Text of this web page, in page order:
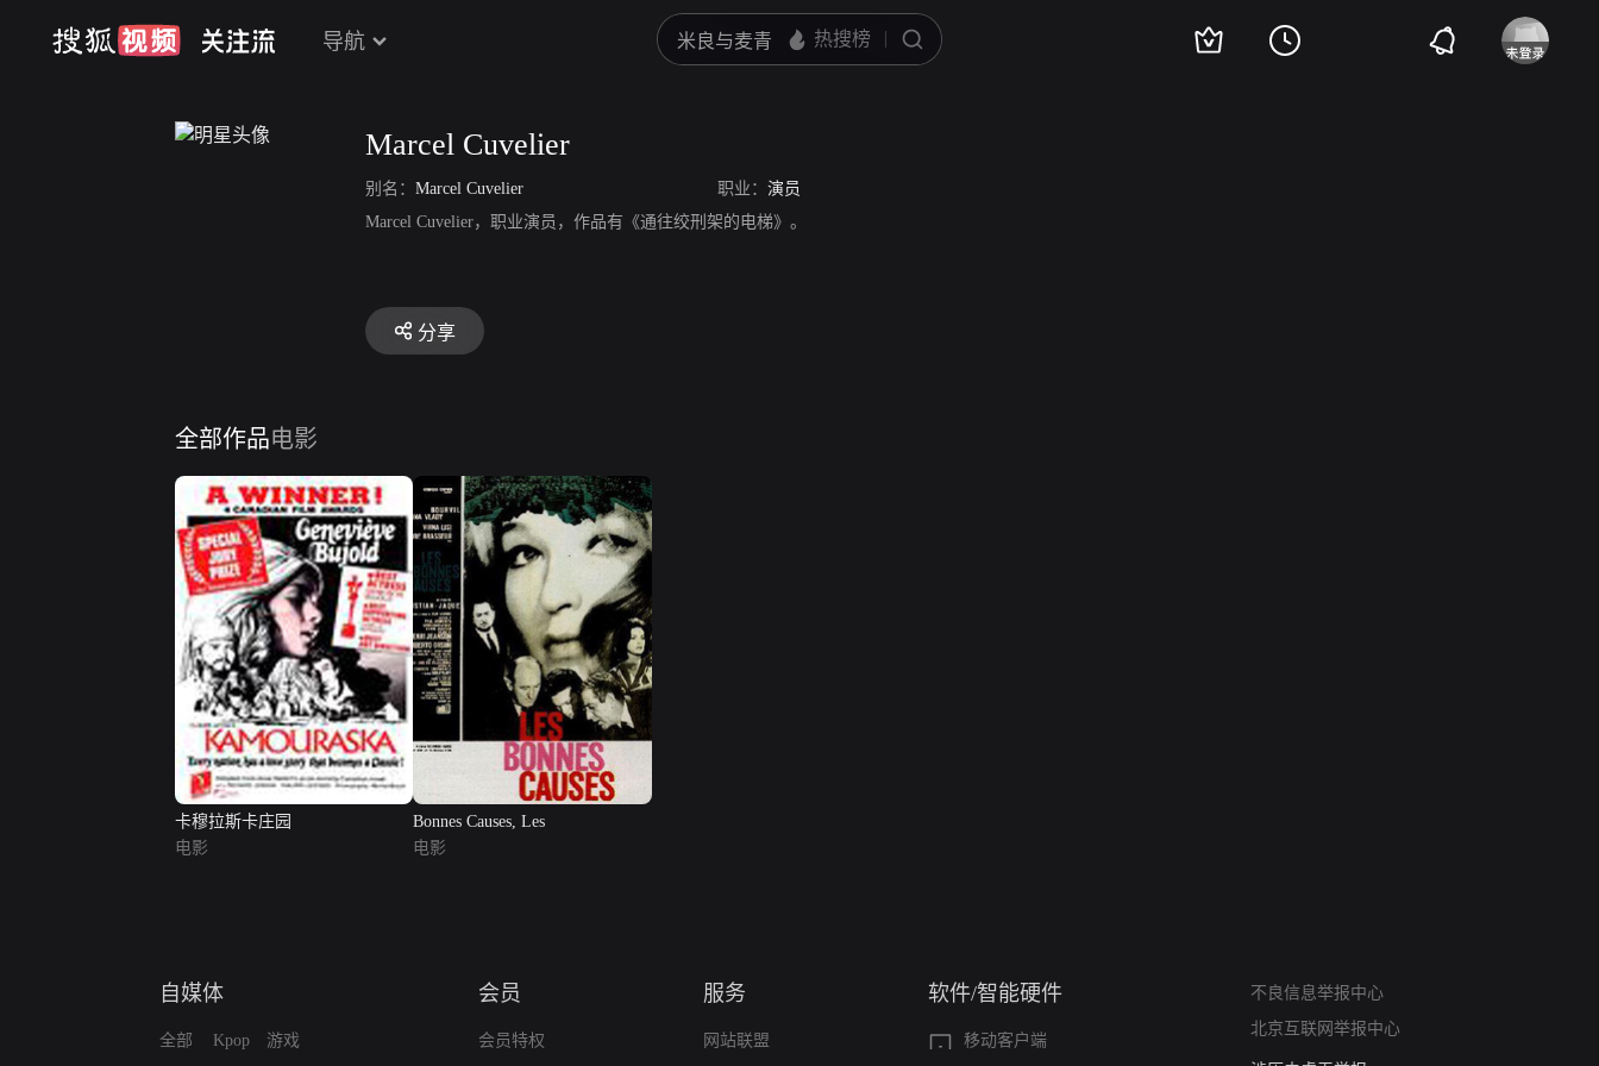
导航
Marcel Cuvelier
别名： Marcel Cuvelier 职业： 演员
Marcel Cuvelier，职业演员，作品有《通往绞刑架的电梯》。
分享
全部作品电影
卡穆拉斯卡庄园
电影
Bonnes Causes, Les
电影
自媒体
全部 Kpop 游戏
会员
会员特权
服务
网站联盟
软件/智能硬件
移动客户端
不良信息举报中心
北京互联网举报中心
亚运会举报专区